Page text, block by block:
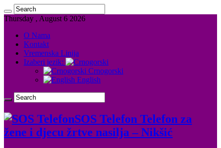
Thursday , August 6 2026
O Nama
Kontakt
Vremenska Linija
Izaberi jezik:
Crnogorski
English
SOS Telefon Telefon za
žene i djecu žrtve nasilja – Nikšić